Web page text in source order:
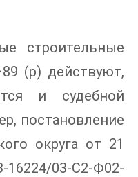
строительные
(р) действуют,
и судебной
постановление
округа от 21
03-С2-Ф02-